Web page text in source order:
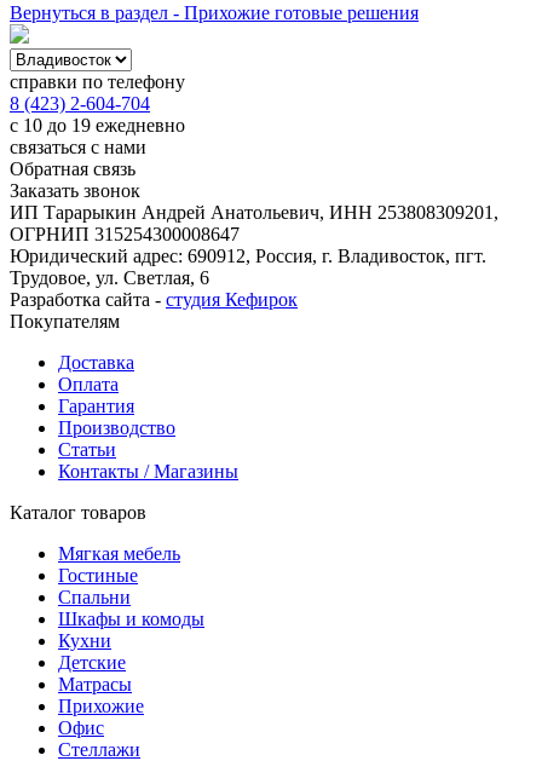
Вернуться в раздел - Прихожие готовые решения
справки по телефону
8 (423) 2-604-704
с 10 до 19 ежедневно
связаться с нами
Обратная связь
Заказать звонок
ИП Тарарыкин Андрей Анатольевич, ИНН 253808309201,
ОГРНИП 315254300008647
Юридический адрес: 690912, Россия, г. Владивосток, пгт.
Трудовое, ул. Светлая, 6
Разработка сайта - студия Кефирок
Покупателям
Доставка
Оплата
Гарантия
Производство
Статьи
Контакты / Магазины
Каталог товаров
Мягкая мебель
Гостиные
Спальни
Шкафы и комоды
Кухни
Детские
Матрасы
Прихожие
Офис
Стеллажи